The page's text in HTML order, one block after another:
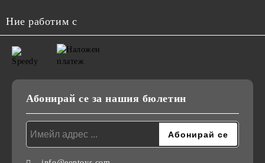
Ние работим с
Абонирай се за нашия бюлетин